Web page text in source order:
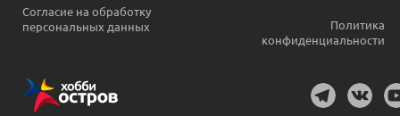
Согласие на обработку
персональных данных
Политика
конфиденциальности